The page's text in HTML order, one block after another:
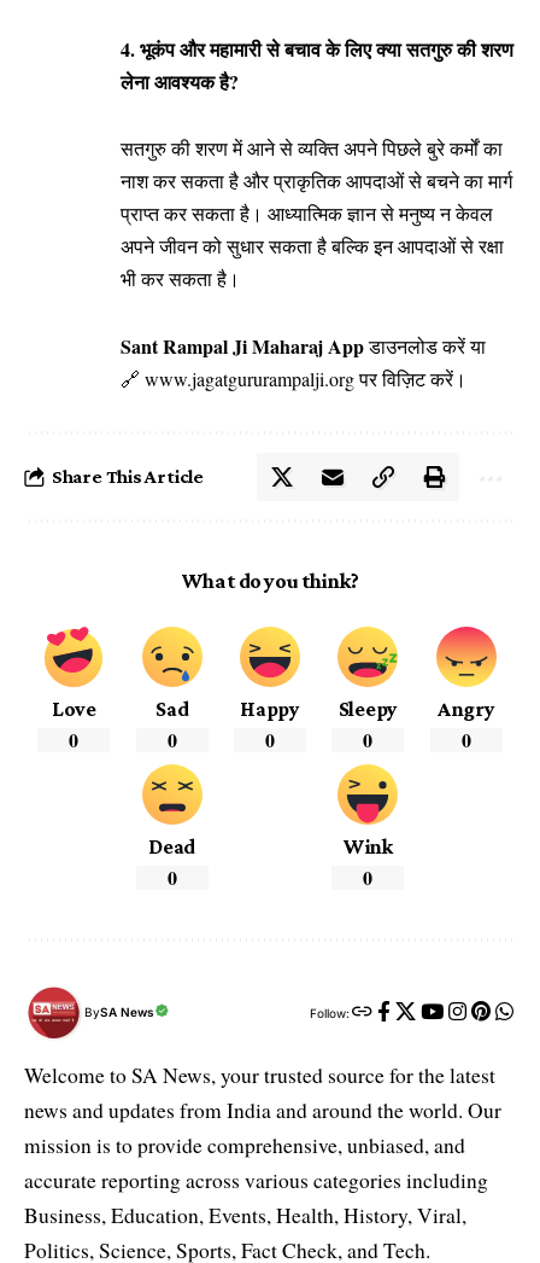
4. भूकंप और महामारी से बचाव के लिए क्या सतगुरु की शरण
लेना आवश्यक है?
सतगुरु की शरण में आने से व्यक्ति अपने पिछले बुरे कर्मों का
नाश कर सकता है और प्राकृतिक आपदाओं से बचने का मार्ग
प्राप्त कर सकता है। आध्यात्मिक ज्ञान से मनुष्य न केवल
अपने जीवन को सुधार सकता है बल्कि इन आपदाओं से रक्षा
भी कर सकता है।
Sant Rampal Ji Maharaj Appडाउनलोड करें या
🔗 www.jagatgururampalji.orgपर विज़िट करें।
Share This Article
What do you think?
Love
0
Sad
0
Happy
0
Sleepy
0
Angry
0
Dead
0
Wink
0
BySA News Follow:
Welcome to SA News, your trusted source for the latest
news and updates from India and around the world. Our
mission is to provide comprehensive, unbiased, and
accurate reporting across various categories including
Business, Education, Events, Health, History, Viral,
Politics, Science, Sports, Fact Check, and Tech.